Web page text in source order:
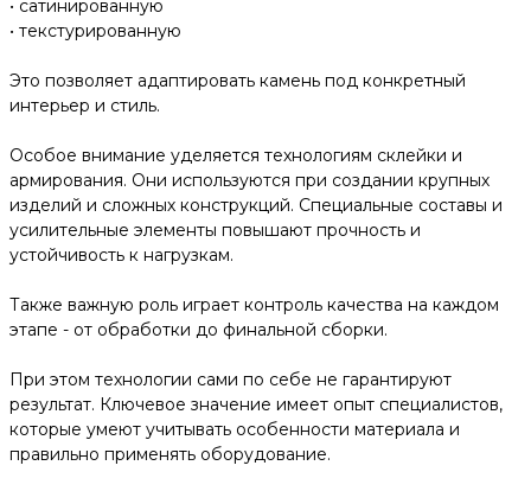
• сатинированную
• текстурированную
Это позволяет адаптировать камень под конкретный
интерьер и стиль.
Особое внимание уделяется технологиям склейки и
армирования. Они используются при создании крупных
изделий и сложных конструкций. Специальные составы и
усилительные элементы повышают прочность и
устойчивость к нагрузкам.
Также важную роль играет контроль качества на каждом
этапе - от обработки до финальной сборки.
При этом технологии сами по себе не гарантируют
результат. Ключевое значение имеет опыт специалистов,
которые умеют учитывать особенности материала и
правильно применять оборудование.